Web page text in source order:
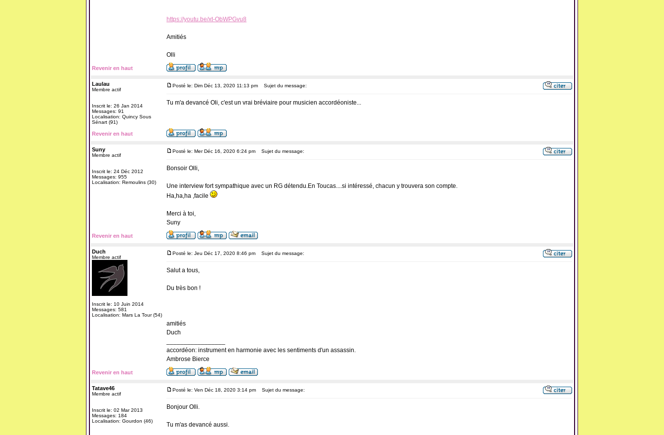
https://youtu.be/xt-ObWPGvu8
Amitiés
Olli
Revenir en haut
Laulau
Membre actif
Inscrit le: 26 Jan 2014
Messages: 91
Localisation: Quincy Sous
Sénart (91)
Posté le: Dim Déc 13, 2020 11:13 pm Sujet du message:
Tu m'a devancé Oli, c'est un vrai bréviaire pour musicien accordéoniste...
Revenir en haut
Suny
Membre actif
Inscrit le: 24 Déc 2012
Messages: 955
Localisation: Remoulins (30)
Posté le: Mer Déc 16, 2020 6:24 pm Sujet du message:
Bonsoir Olli,
Une interview fort sympathique avec un RG détendu.En Toucas....si intéressé, chacun y trouvera son compte.
Ha,ha,ha ,facile
Merci à toi,
Suny
Revenir en haut
Duch
Membre actif
Inscrit le: 10 Juin 2014
Messages: 581
Localisation: Mars La Tour (54)
Posté le: Jeu Déc 17, 2020 8:46 pm Sujet du message:
Salut a tous,
Du très bon !
amitiés
Duch
accordéon: instrument en harmonie avec les sentiments d'un assassin.
Ambrose Bierce
Revenir en haut
Tatave46
Membre actif
Inscrit le: 02 Mar 2013
Messages: 184
Localisation: Gourdon (46)
Posté le: Ven Déc 18, 2020 3:14 pm Sujet du message:
Bonjour Olli.
Tu m'as devancé aussi.